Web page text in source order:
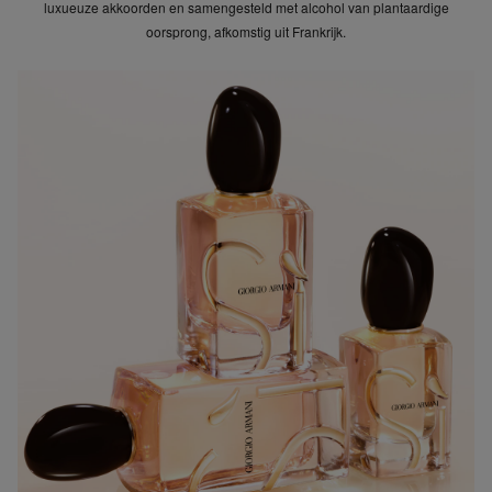
luxueuze akkoorden en samengesteld met alcohol van plantaardige
oorsprong, afkomstig uit Frankrijk.